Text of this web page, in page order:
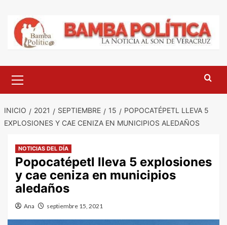
contenido
principal
INICIO 2021 SEPTIEMBRE 15
POPOCATÉPETL LLEVA 5
EXPLOSIONES Y CAE CENIZA EN MUNICIPIOS ALEDAÑOS
NOTICIAS DEL DÍA
Popocatépetl lleva 5 explosiones
y cae ceniza en municipios
aledaños
Ana septiembre 15, 2021